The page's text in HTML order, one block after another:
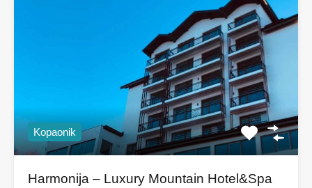
Kopaonik
Harmonija – Luxury Mountain Hotel&Spa